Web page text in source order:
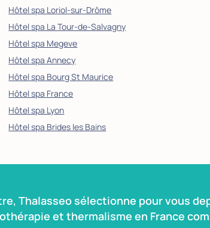
Hôtel spa Loriol-sur-Drôme
Hôtel spa La Tour-de-Salvagny
Hôtel spa Megeve
Hôtel spa Annecy
Hôtel spa Bourg St Maurice
Hôtel spa France
Hôtel spa Lyon
Hôtel spa Brides les Bains
Thalasseo sélectionne pour vous
et thermalisme en France